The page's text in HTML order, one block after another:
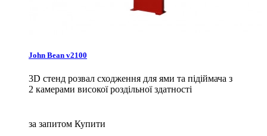
John Bean v2100
3D стенд розвал сходження для ями та підіймача з
2 камерами високої роздільної здатності
за запитом Купити